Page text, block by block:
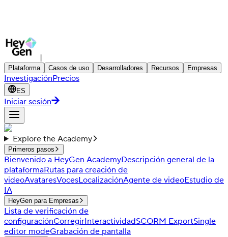
|
Plataforma Casos de uso Desarrolladores Recursos Empresas
InvestigaciónPrecios
ES
Iniciar sesión
Explore the Academy
Primeros pasos
Bienvenido a HeyGen AcademyDescripción general de la
plataformaRutas para creación de
videoAvataresVocesLocalizaciónAgente de videoEstudio de
IA
HeyGen para Empresas
Lista de verificación de
configuraciónCorregirInteractividadSCORM ExportSingle
editor modeGrabación de pantalla